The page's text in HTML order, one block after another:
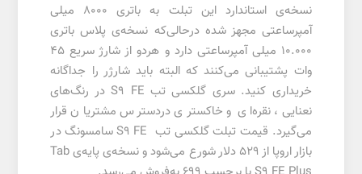
نسخه‌ی استاندارد این تبلت به باتری 8000 میلی
آمپرساعتی مجهز شده درحالی‌که نسخه‌ی پلاس باتری
10.000 میلی آمپرساعتی دارد و هردو از شارژ سریع 45
وات پشتیبانی می‌کنند که البته باید شارژر را جداگانه
خریداری کنید. سری گلکسی تب S9 FE در رنگ‌های
نعنایی، نقره‌ای و خاکستری دردسترس مشتریان قرار
می‌گیرد. قیمت تبلت گلکسی تب S9 FE سامسونگ در
بازار اروپا از 529 دلار شورع می‌شود و نسخه‌ی پایه‌ی Tab